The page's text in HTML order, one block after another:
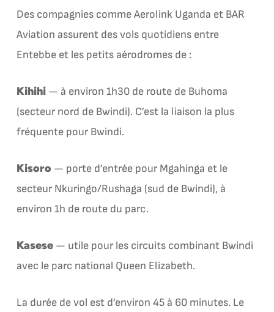
Des compagnies comme Aerolink Uganda et BAR
Aviation assurent des vols quotidiens entre
Entebbe et les petits aérodromes de :
Kihihi— à environ 1h30 de route de Buhoma
(secteur nord de Bwindi). C’est la liaison la plus
fréquente pour Bwindi.
Kisoro — porte d’entrée pour Mgahinga et le
secteur Nkuringo/Rushaga (sud de Bwindi), à
environ 1h de route du parc.
Kasese— utile pour les circuits combinant Bwindi
avec le parc national Queen Elizabeth.
La durée de vol est d’environ 45 à 60 minutes. Le